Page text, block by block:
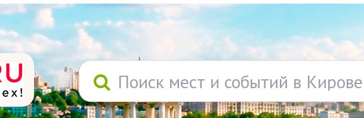
Поиск мест и событий в Кирове